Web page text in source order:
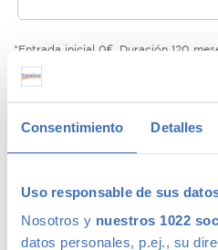
Consentimiento Detalles
Uso responsable de sus
Nosotros y nuestros 1022
datos personales, p.ej., su
*Entrada inicial 0€. Duración 120
8.99%. Capital inicial a financiar
Premium Oro. Las cuotas incluyen
crédito y/o siniestro. Amortización
penalización del 1% sobre la
¿Qué es la Garantía Premium
Solicitar esta financiación